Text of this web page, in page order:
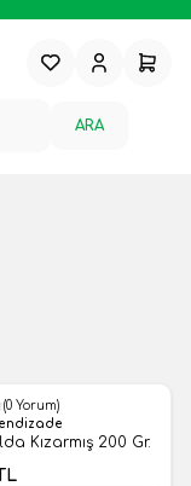
ARA
FavorilerimHesabım
(0 Yorum)
Kızarmış 200 Gr.